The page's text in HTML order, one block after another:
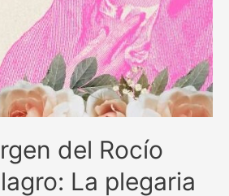
del Rocío
La plegaria